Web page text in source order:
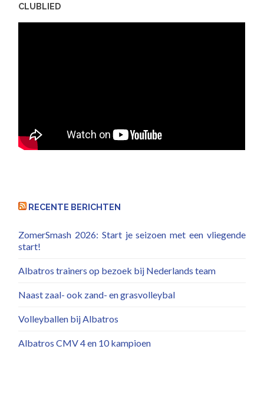
CLUBLIED
RECENTE BERICHTEN
ZomerSmash 2026: Start je seizoen met een vliegende
start!
Albatros trainers op bezoek bij Nederlands team
Naast zaal- ook zand- en grasvolleybal
Volleyballen bij Albatros
Albatros CMV 4 en 10 kampioen